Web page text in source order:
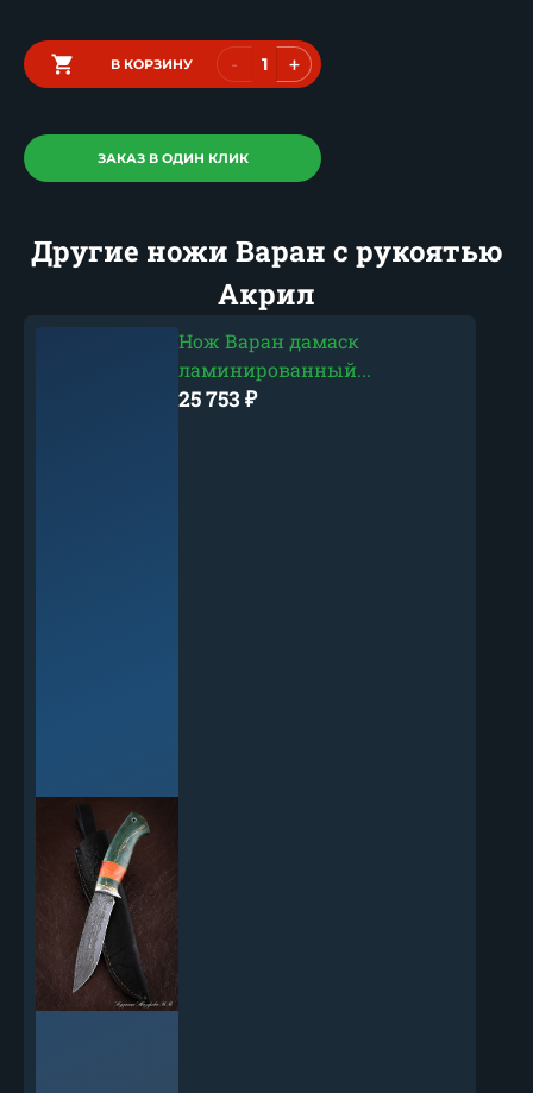
В КОРЗИНУ - +
ЗАКАЗ В ОДИН КЛИК
Другие ножи Варан с рукоятью
Акрил
Нож Варан дамаск
ламинированный...
25 753 ₽